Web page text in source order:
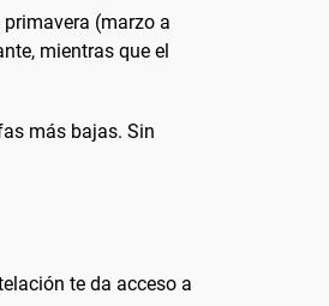
(marzo a
mientras que el
más bajas. Sin
te da acceso a